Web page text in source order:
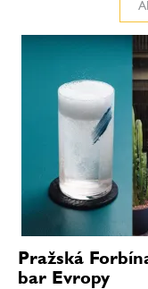
Pražská
bar Evropy